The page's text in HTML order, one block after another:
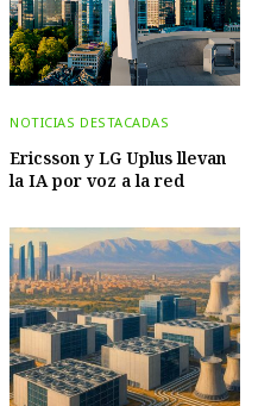
NOTICIAS DESTACADAS
Ericsson y LG Uplus llevan
la IA por voz a la red